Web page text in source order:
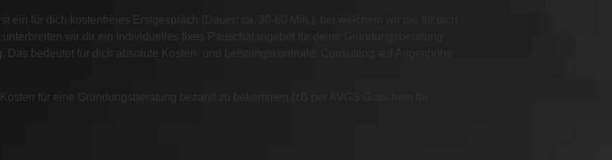
ein für dich kostenfreies Erstgespräch (Dauer: ca. 30-60 Min.), bei welchem wir die für dich
wir dir ein individuelles fixes Pauschalangebot für deine Gründungsberatung
bedeutet für dich absolute Kosten- und Leistungskontrolle. Consulting auf Augenhöhe
für eine Gründungsberatung bezahlt zu bekommen (zB per AVGS Gutschein für